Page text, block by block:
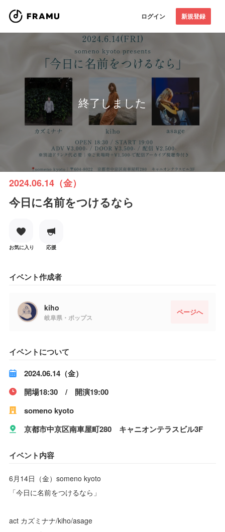
ログイン 新規登録
終了しました
2024.06.14（金）
今日に名前をつけるなら
お気に入り 応援
イベント作成者
kiho
岐阜県・ポップス
ページへ
イベントについて
2024.06.14（金）
開場18:30 / 開演19:00
someno kyoto
京都市中京区南車屋町280 キャニオンテラスビル3F
イベント内容
6月14日（金）someno kyoto
「今日に名前をつけるなら」
act カズミナナ/kiho/asage